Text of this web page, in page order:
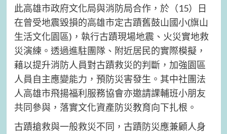
此高雄市政府文化局與消防局合作，於（15）日
在曾受地震毀損的高雄市定古蹟舊鼓山國小(旗山
生活文化園區)，執行古蹟現場地震、火災實地救
災演練。透過進駐團隊、附近居民的實際模擬，
藉以提升消防人員對古蹟救災的判斷，加強園區
人員自主應變能力，預防災害發生。其中社團法
人高雄市飛揚福利服務協會亦邀請課輔班小朋友
共同參與，落實文化資產防災教育向下扎根。
古蹟搶救與一般救災不同，古蹟防災應兼顧人身